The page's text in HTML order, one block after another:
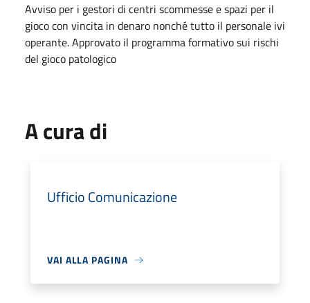
Avviso per i gestori di centri scommesse e spazi per il
gioco con vincita in denaro nonché tutto il personale ivi
operante. Approvato il programma formativo sui rischi
del gioco patologico
A cura di
Ufficio Comunicazione
VAI ALLA PAGINA